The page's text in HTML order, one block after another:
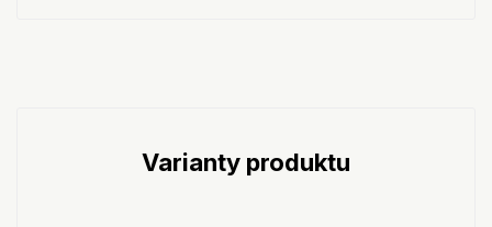
Varianty produktu